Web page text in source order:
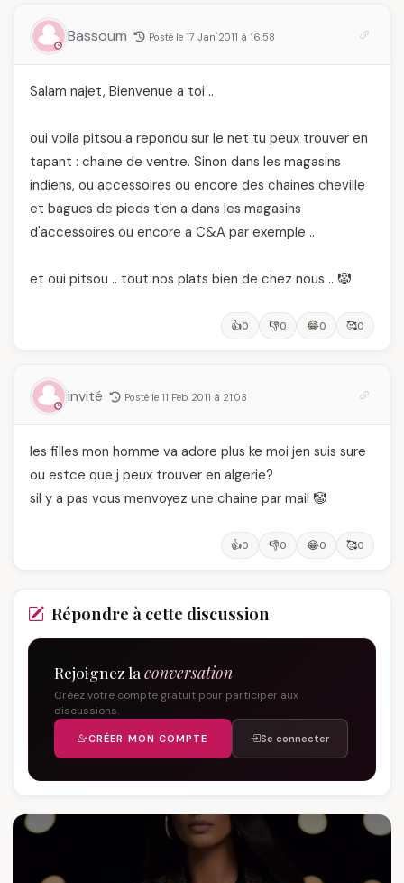
Bassoum Posté le 17 Jan 2011 à 16:58
Salam najet, Bienvenue a toi ..
oui voila pitsou a repondu sur le net tu peux trouver en
tapant : chaine de ventre. Sinon dans les magasins
indiens, ou accessoires ou encore des chaines cheville
et bagues de pieds t'en a dans les magasins
d'accessoires ou encore a C&A par exemple ..
et oui pitsou .. tout nos plats bien de chez nous .. 🤡
👍0 👎0 😂0 🥰0
invité Posté le 11 Feb 2011 à 21:03
les filles mon homme va adore plus ke moi jen suis sure
ou estce que j peux trouver en algerie?
sil y a pas vous menvoyez une chaine par mail 🤡
👍0 👎0 😂0 🥰0
Répondre à cette discussion
Rejoignez la conversation
Créez votre compte gratuit pour participer aux
discussions.
CRÉER MON COMPTE Se connecter